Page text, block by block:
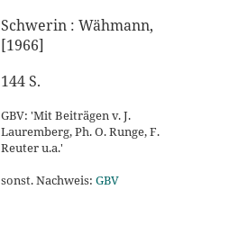
Schwerin : Wähmann,
[1966]
144 S.
GBV: 'Mit Beiträgen v. J.
Lauremberg, Ph. O. Runge, F.
Reuter u.a.'
sonst. Nachweis: GBV